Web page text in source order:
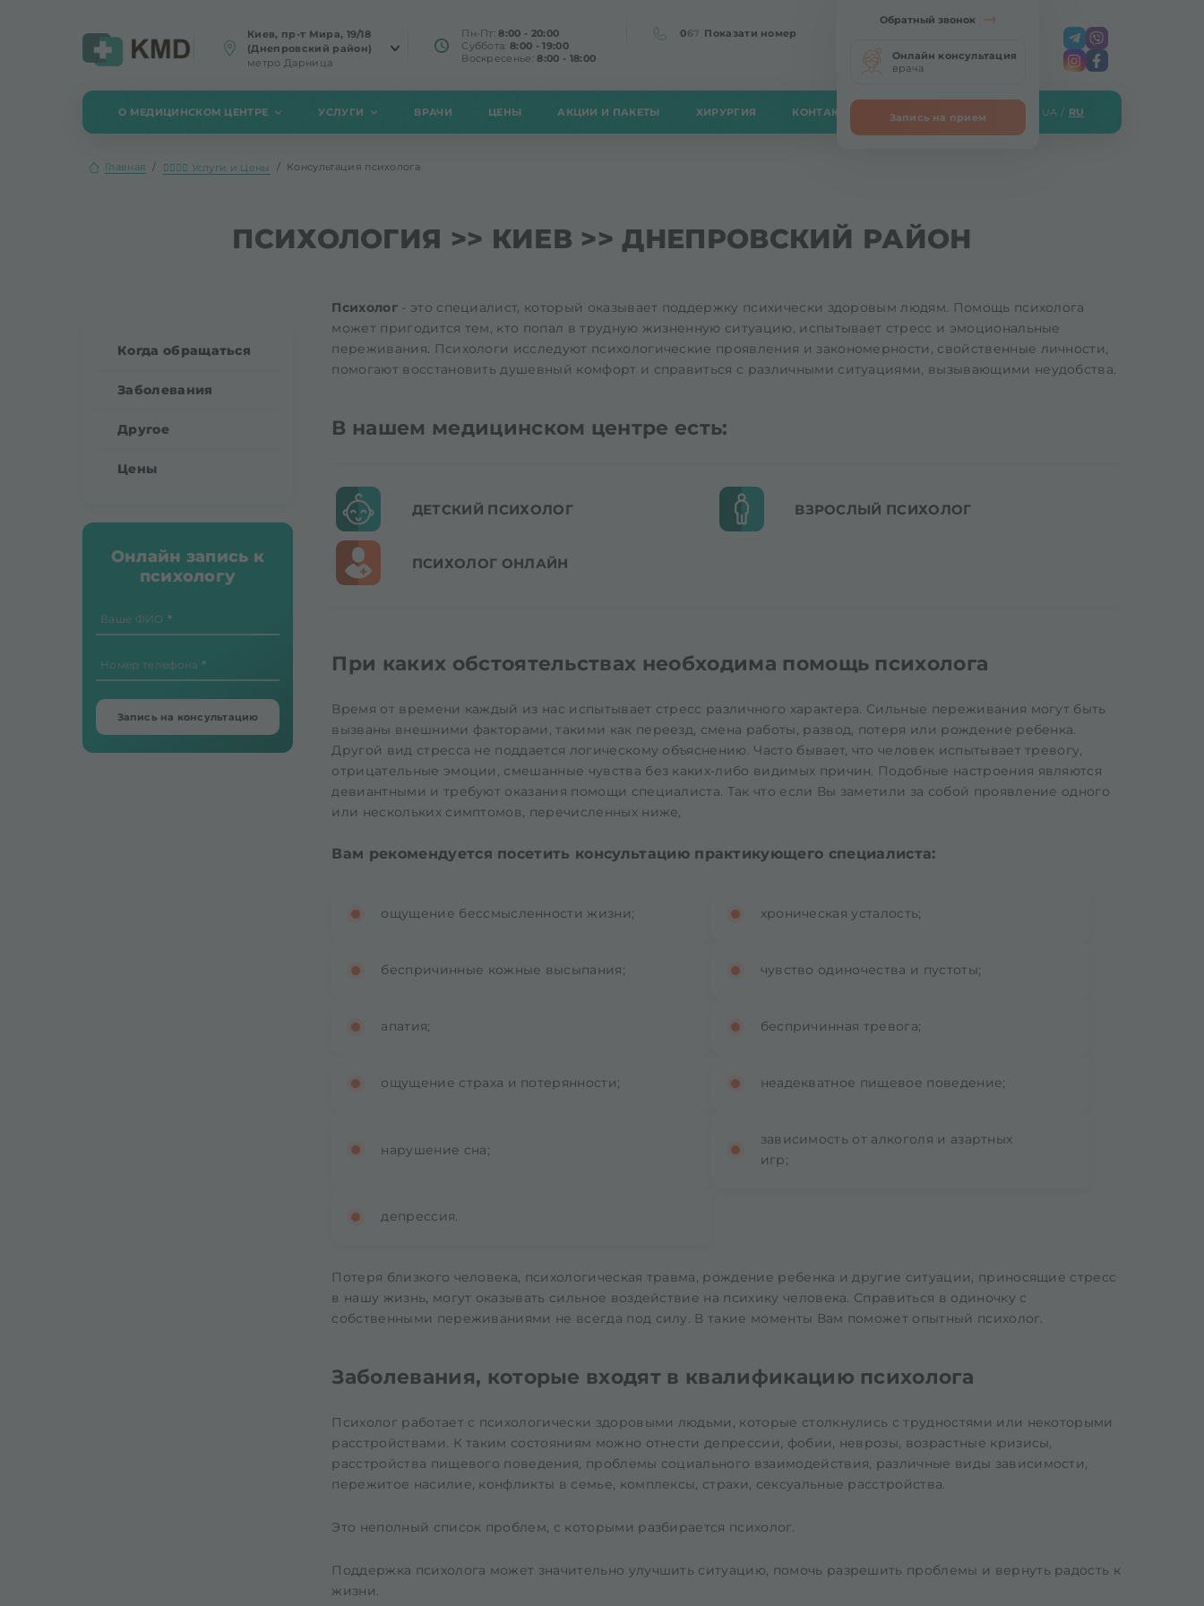
Киев, пр-т Мира, 19/18
(Днепровский район)
метро Дарница
Пн-Пт: 8:00 - 20:00
Суббота: 8:00 - 19:00
Воскресенье: 8:00 - 18:00
06 Показати номер
Обратный звонок
Онлайн консультация
врача
Запись на прием
О МЕДИЦИНСКОМ ЦЕНТРЕ УСЛУГИ ВРАЧИ ЦЕНЫ АКЦИИ И ПАКЕТЫ ХИРУРГИЯ КОНТАКТЫ UA / RU
Главная 👨‍⚕️👩‍⚕️ Услуги и Цены Консультация психолога
ПСИХОЛОГИЯ >> КИЕВ >> ДНЕПРОВСКИЙ РАЙОН
Когда обращаться
Заболевания
Другое
Цены
Онлайн запись к
психологу
Ваше ФИО
Номер телефона
Запись на консультацию
Психолог- это специалист, который оказывает поддержку психически здоровым людям. Помощь психолога
может пригодится тем, кто попал в трудную жизненную ситуацию, испытывает стресс и эмоциональные
переживания. Психологи исследуют психологические проявления и закономерности, свойственные личности,
помогают восстановить душевный комфорт и справиться с различными ситуациями, вызывающими неудобства.
В нашем медицинском центре есть:
ДЕТСКИЙ ПСИХОЛОГ ВЗРОСЛЫЙ ПСИХОЛОГ
ПСИХОЛОГ ОНЛАЙН
При каких обстоятельствах необходима помощь психолога
Время от времени каждый из нас испытывает стресс различного характера. Сильные переживания могут быть
вызваны внешними факторами, такими как переезд, смена работы, развод, потеря или рождение ребенка.
Другой вид стресса не поддается логическому объяснению. Часто бывает, что человек испытывает тревогу,
отрицательные эмоции, смешанные чувства без каких-либо видимых причин. Подобные настроения являются
девиантными и требуют оказания помощи специалиста. Так что если Вы заметили за собой проявление одного
или нескольких симптомов, перечисленных ниже,
Вам рекомендуется посетить консультацию практикующего специалиста:
ощущение бессмысленности жизни; хроническая усталость;
беспричинные кожные высыпания; чувство одиночества и пустоты;
апатия; беспричинная тревога;
ощущение страха и потерянности; неадекватное пищевое поведение;
нарушение сна;
зависимость от алкоголя и азартных
игр;
депрессия.
Потеря близкого человека, психологическая травма, рождение ребенка и другие ситуации, приносящие стресс
в нашу жизнь, могут оказывать сильное воздействие на психику человека. Справиться в одиночку с
собственными переживаниями не всегда под силу. В такие моменты Вам поможет опытный психолог.
Заболевания, которые входят в квалификацию психолога
Психолог работает с психологически здоровыми людьми, которые столкнулись с трудностями или некоторыми
расстройствами. К таким состояниям можно отнести депрессии, фобии, неврозы, возрастные кризисы,
расстройства пищевого поведения, проблемы социального взаимодействия, различные виды зависимости,
пережитое насилие, конфликты в семье, комплексы, страхи, сексуальные расстройства.
Это неполный список проблем, с которыми разбирается психолог.
Поддержка психолога может значительно улучшить ситуацию, помочь разрешить проблемы и вернуть радость к
жизни.